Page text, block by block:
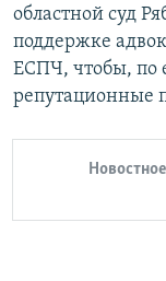
областной суд
поддержке
ЕСПЧ, чтобы, по
репутационные